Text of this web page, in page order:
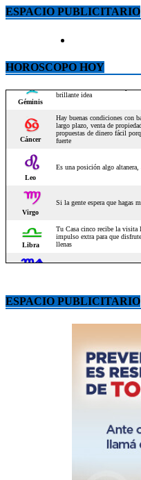
ESPACIO PUBLICITARIO
HOROSCOPO HOY
ESPACIO PUBLICITARIO